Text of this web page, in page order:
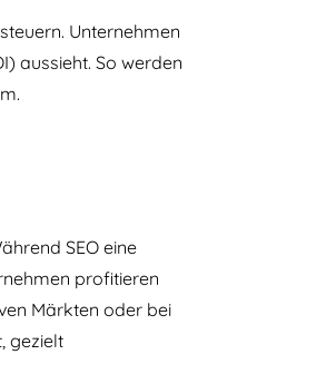
Unternehmen
aussieht. So werden
SEO eine
profitieren
Märkten oder bei
gezielt